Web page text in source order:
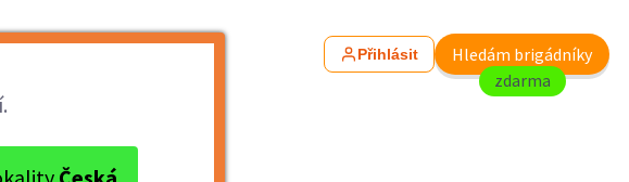
Přihlásit
Hledám brigádníky
zdarma
i p...